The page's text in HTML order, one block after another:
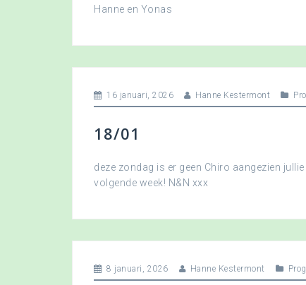
Hanne en Yonas
16 januari, 2026 Hanne Kestermont
18/01
deze zondag is er geen Chiro aangezien
volgende week! N&N xxx
8 januari, 2026 Hanne Kestermont